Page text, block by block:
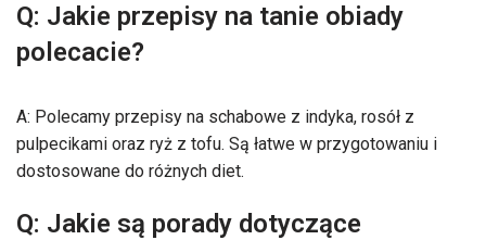
Q: Jakie przepisy na tanie obiady
polecacie?
A: Polecamy przepisy na schabowe z indyka, rosół z
pulpecikami oraz ryż z tofu. Są łatwe w przygotowaniu i
dostosowane do różnych diet.
Q: Jakie są porady dotyczące